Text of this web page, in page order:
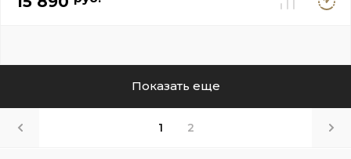
Показать еще
1 2